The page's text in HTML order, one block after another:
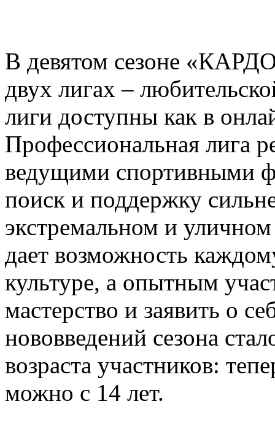
В девятом сезоне
двух лигах –
лиги доступны как в
Профессиональная лига
ведущими спортивными
поиск и поддержку
экстремальном и
дает возможность
культуре, а опытным
мастерство и заявить о
нововведений сезона
возраста участников:
можно с 14 лет.